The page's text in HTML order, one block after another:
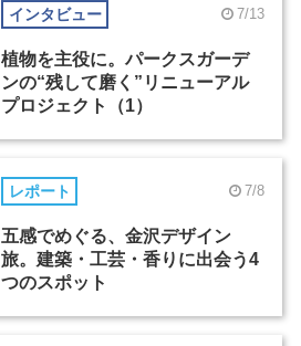
インタビュー 7/13
植物を主役に。パークスガーデ
ンの“残して磨く”リニューアル
プロジェクト（1）
レポート 7/8
五感でめぐる、金沢デザイン
旅。建築・工芸・香りに出会う4
つのスポット